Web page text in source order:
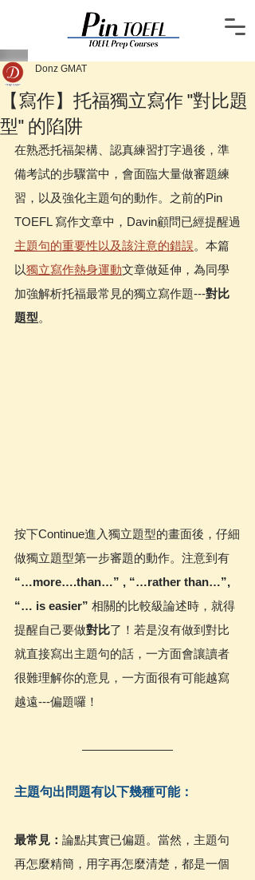
【寫作】托福獨立寫作 "對比題
型" 的陷阱
Donz GMAT
在熟悉托福架構、認真練習打字過後，準
備考試的步驟當中，會面臨大量做審題練
習，以及強化主題句的動作。之前的Pin
TOEFL 寫作文章中，Davin顧問已經提醒過
主題句的重要性以及該注意的錯誤。本篇
以獨立寫作熱身運動文章做延伸，為同學
加強解析托福最常見的獨立寫作題---對比
題型。
按下Continue進入獨立題型的畫面後，仔細
做獨立題型第一步審題的動作。注意到有
“…more….than…” , “…rather than…”,
“… is easier” 相關的比較級論述時，就得
提醒自己要做對比了！若是沒有做到對比
就直接寫出主題句的話，一方面會讓讀者
很難理解你的意見，一方面很有可能越寫
越遠---偏題囉！
主題句出問題有以下幾種可能：
最常見： 論點其實已偏題。當然，主題句
再怎麼精簡，用字再怎麼清楚，都是一個